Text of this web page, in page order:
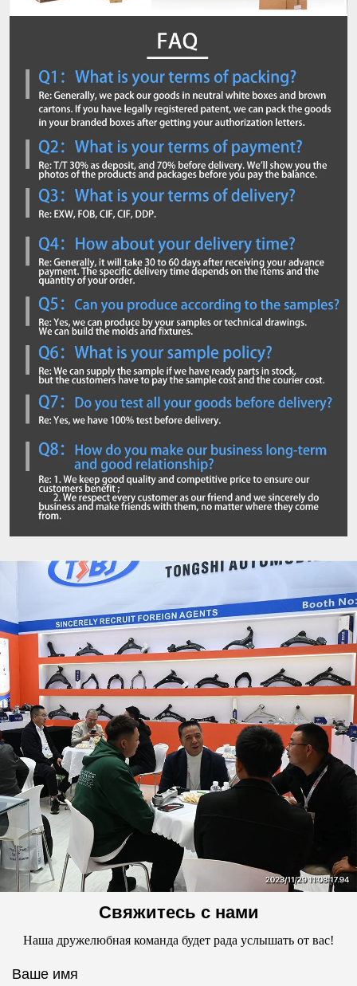
Свяжитесь с нами
Наша дружелюбная команда будет рада услышать от вас!
Ваше имя